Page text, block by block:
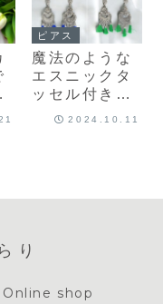
売
ピアス
魔法のような
エスニックタ
ッセル付きカ
ッチピアス –
2024.10.11
り
Online shop